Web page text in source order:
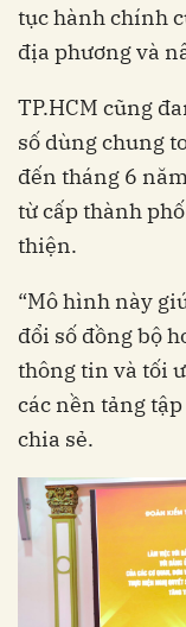
tục hành chính
địa phương và
TP.HCM cũng
số dùng chung
đến tháng 6
từ cấp thành
thiện.
“Mô hình này
đổi số đồng bộ
thông tin và tối
các nền tảng
chia sẻ.